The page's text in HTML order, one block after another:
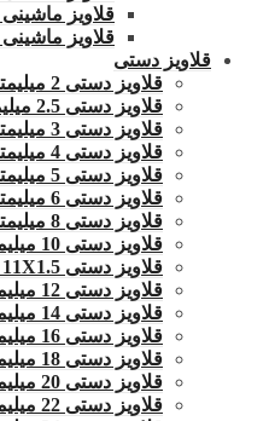
قلاویز ماشینی 1/4-1 NPT
قلاویز ماشینی PG7
قلاویز دستی
قلاویز دستی 2 میلیمتر .FRA
قلاویز دستی 2.5 میلیمتر
قلاویز دستی 3 میلیمتر
قلاویز دستی 4 میلیمتر.FRA
قلاویز دستی 5 میلیمتر .FRA
قلاویز دستی 6 میلیمتر
قلاویز دستی 8 میلیمتر
قلاویز دستی 10 میلیمتر
قلاویز دستی 11X1.5 میلیمتر
قلاویز دستی 12 میلیمتر
قلاویز دستی 14 میلیمتر
قلاویز دستی 16 میلیمتر
قلاویز دستی 18 میلیمتر FRA
قلاویز دستی 20 میلیمتر FRA
قلاویز دستی 22 میلیمتر